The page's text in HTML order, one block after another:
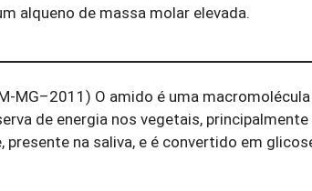
alqueno de massa molar elevada.
MG–2011) O amido é uma
de energia nos vegetais,
presente na saliva, e é convertido em